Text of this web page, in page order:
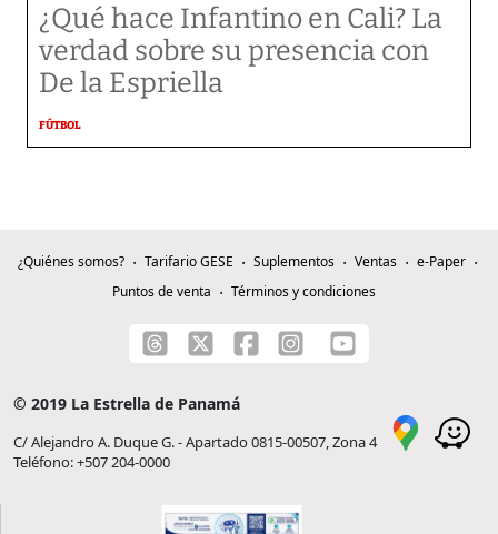
¿Qué hace Infantino en Cali? La
verdad sobre su presencia con
De la Espriella
FÚTBOL
¿Quiénes somos? Tarifario GESE Suplementos Ventas
e-Paper
Puntos de venta
Términos y condiciones
© 2019 La Estrella de Panamá
C/ Alejandro A. Duque G. - Apartado 0815-00507, Zona 4
Teléfono: +507 204-0000